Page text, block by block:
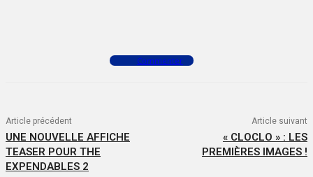
Commenter
Article précédent
UNE NOUVELLE AFFICHE
TEASER POUR THE
EXPENDABLES 2
Article suivant
« CLOCLO » : LES
PREMIÈRES IMAGES !